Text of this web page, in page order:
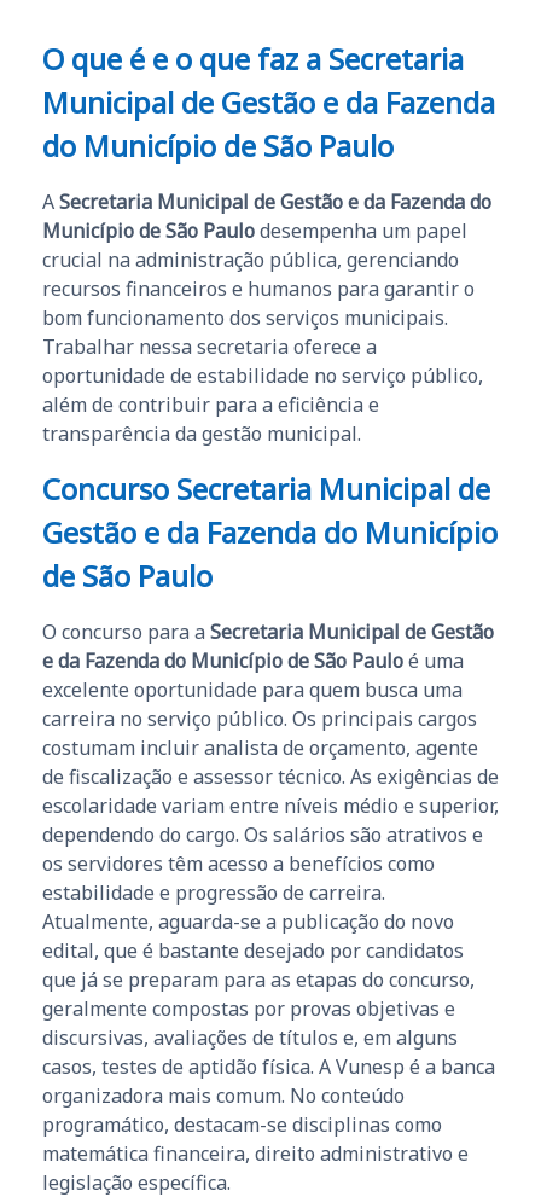
O que é e o que faz a Secretaria
Municipal de Gestão e da Fazenda
do Município de São Paulo
ASecretaria Municipal de Gestão e da Fazenda do
Município de São Paulodesempenha um papel
crucial na administração pública, gerenciando
recursos financeiros e humanos para garantir o
bom funcionamento dos serviços municipais.
Trabalhar nessa secretaria oferece a
oportunidade de estabilidade no serviço público,
além de contribuir para a eficiência e
transparência da gestão municipal.
Concurso Secretaria Municipal de
Gestão e da Fazenda do Município
de São Paulo
O concurso para a Secretaria Municipal de Gestão
e da Fazenda do Município de São Pauloé uma
excelente oportunidade para quem busca uma
carreira no serviço público. Os principais cargos
costumam incluir analista de orçamento, agente
de fiscalização e assessor técnico. As exigências de
escolaridade variam entre níveis médio e superior,
dependendo do cargo. Os salários são atrativos e
os servidores têm acesso a benefícios como
estabilidade e progressão de carreira.
Atualmente, aguarda-se a publicação do novo
edital, que é bastante desejado por candidatos
que já se preparam para as etapas do concurso,
geralmente compostas por provas objetivas e
discursivas, avaliações de títulos e, em alguns
casos, testes de aptidão física. A Vunesp é a banca
organizadora mais comum. No conteúdo
programático, destacam-se disciplinas como
matemática financeira, direito administrativo e
legislação específica.